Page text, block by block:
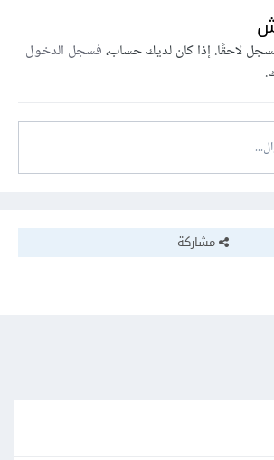
لاحقًا. إذا كان لديك حساب،فسجل الدخول
مشاركة